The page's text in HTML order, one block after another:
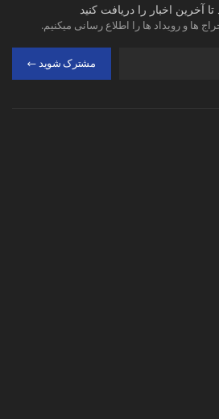
آخرین اخبار را دریافت کنید
ها و رویداد ها را اطلاع رسانی میکنیم.
مشترک شوید